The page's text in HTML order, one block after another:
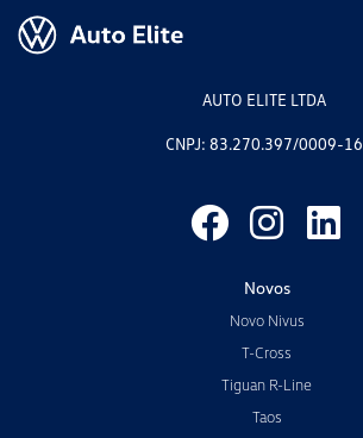
AUTO ELITE LTDA
CNPJ: 83.270.397/0009-16
Novos
Novo Nivus
T-Cross
Tiguan R-Line
Taos